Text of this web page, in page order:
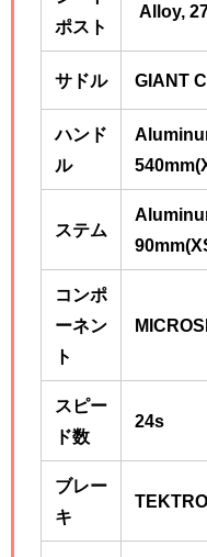
ポスト
Alloy,
サドル GIANT
ハンド
ル
ステム
コンポ
ーネン
ト
スピー
ド数
24s
ブレー
キ